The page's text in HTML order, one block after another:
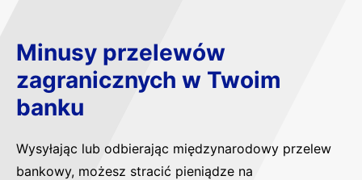
Minusy przelewów
zagranicznych w Twoim
banku
Wysyłając lub odbierając międzynarodowy przelew
bankowy, możesz stracić pieniądze na